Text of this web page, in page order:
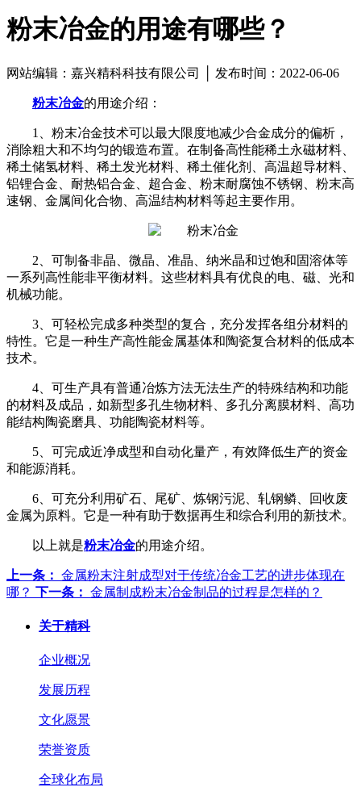
粉末冶金的用途有哪些？
网站编辑：嘉兴精科科技有限公司 │ 发布时间：2022-06-06
粉末冶金的用途介绍：
1、粉末冶金技术可以最大限度地减少合金成分的偏析，
消除粗大和不均匀的锻造布置。在制备高性能稀土永磁材料、
稀土储氢材料、稀土发光材料、稀土催化剂、高温超导材料、
铝锂合金、耐热铝合金、超合金、粉末耐腐蚀不锈钢、粉末高
速钢、金属间化合物、高温结构材料等起主要作用。
2、可制备非晶、微晶、准晶、纳米晶和过饱和固溶体等
一系列高性能非平衡材料。这些材料具有优良的电、磁、光和
机械功能。
3、可轻松完成多种类型的复合，充分发挥各组分材料的
特性。它是一种生产高性能金属基体和陶瓷复合材料的低成本
技术。
4、可生产具有普通冶炼方法无法生产的特殊结构和功能
的材料及成品，如新型多孔生物材料、多孔分离膜材料、高功
能结构陶瓷磨具、功能陶瓷材料等。
5、可完成近净成型和自动化量产，有效降低生产的资金
和能源消耗。
6、可充分利用矿石、尾矿、炼钢污泥、轧钢鳞、回收废
金属为原料。它是一种有助于数据再生和综合利用的新技术。
以上就是粉末冶金的用途介绍。
上一条： 金属粉末注射成型对于传统冶金工艺的进步体现在
哪？ 下一条： 金属制成粉末冶金制品的过程是怎样的？
关于精科
企业概况
发展历程
文化愿景
荣誉资质
全球化布局